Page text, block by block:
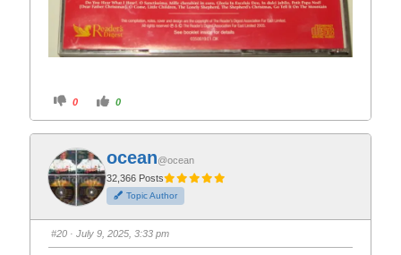
C
i
k
f
o
r
t
h
u
m
d
o
0
C
i
k
o
r
t
h
u
m
u
p
0
ocean@ocean
32,366 Posts
Topic Author
#20 · July 9, 2025, 3:33 pm